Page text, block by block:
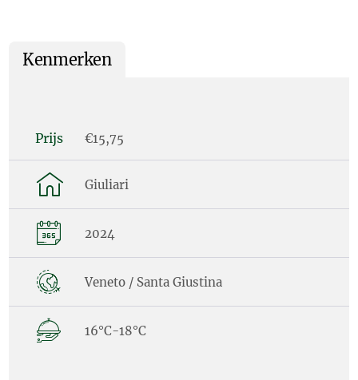
Kenmerken
Prijs €15,75
Giuliari
2024
Veneto / Santa Giustina
16°C-18°C